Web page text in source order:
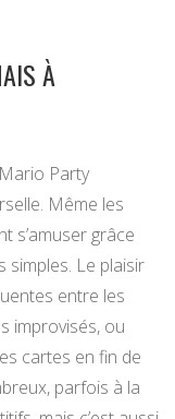
À
Party
Même les
s’amuser grâce
simples. Le plaisir
entre les
improvisés, ou
cartes en fin de
parfois à la